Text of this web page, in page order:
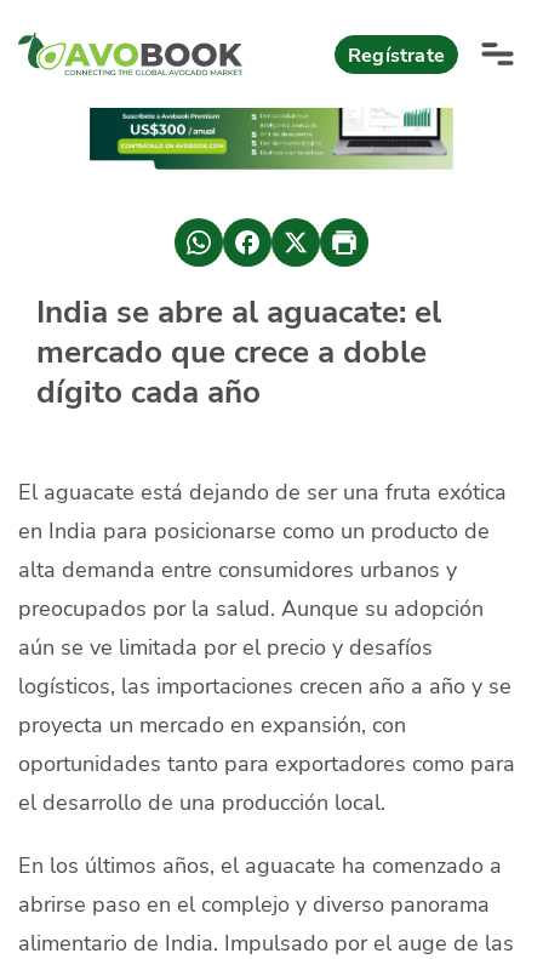
Regístrate
AvoReports
AvoComments
AvoMagazine
Iniciar Sesión
Quiénes Somos
Productores
Mercados
Contacto
modo claro Español
India se abre al aguacate: el
mercado que crece a doble
dígito cada año
El aguacate está dejando de ser una fruta exótica
en India para posicionarse como un producto de
alta demanda entre consumidores urbanos y
preocupados por la salud. Aunque su adopción
aún se ve limitada por el precio y desafíos
logísticos, las importaciones crecen año a año y se
proyecta un mercado en expansión, con
oportunidades tanto para exportadores como para
el desarrollo de una producción local.
En los últimos años, el aguacate ha comenzado a
abrirse paso en el complejo y diverso panorama
alimentario de India. Impulsado por el auge de las